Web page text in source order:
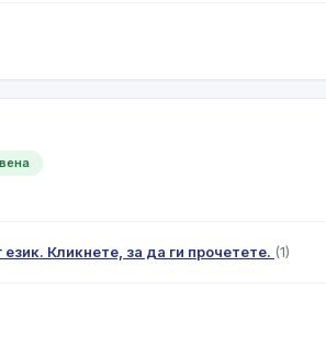
Кликнете, за да ги прочетете. (1)